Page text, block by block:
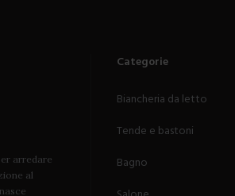
arredare
al
Categorie
Biancheria da letto
Tende e bastoni
Bagno